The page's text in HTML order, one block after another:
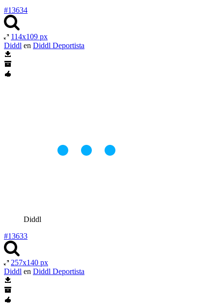
#13634
114x109 px
Diddl en Diddl Deportista
Diddl
#13633
257x140 px
Diddl en Diddl Deportista